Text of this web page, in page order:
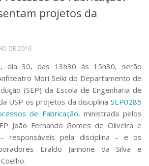
e Projetos em Rede
Tecnologia
projetos da
DE 2016
dia 30, das 13h30 às 15h30, serão
Mori Seiki do Departamento de
(SEP) da Escola de Engenharia de
USP os projetos da disciplina SEP0285
de Fabricação, ministrada pelos
João Fernando Gomes de Oliveira e
responsáveis pela disciplina – e os
Eraldo Jannone da Silva e